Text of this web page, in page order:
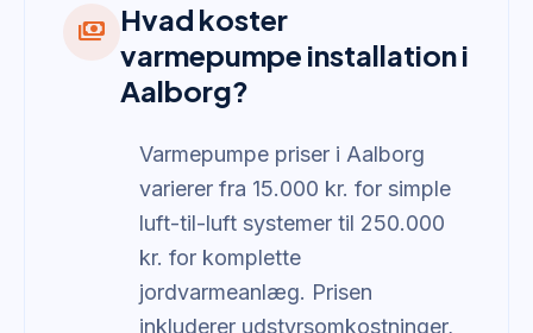
payments Hvad koster
varmepumpe installation i
Aalborg?
Varmepumpe priser i Aalborg
varierer fra 15.000 kr. for simple
luft-til-luft systemer til 250.000
kr. for komplette
jordvarmeanlæg. Prisen
inkluderer udstyrsomkostninger,